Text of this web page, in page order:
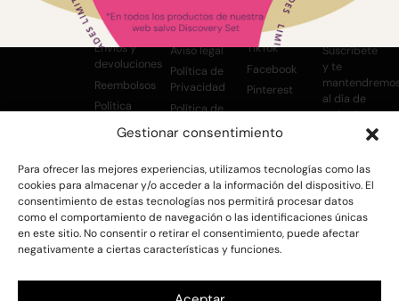
Gestionar consentimiento
Para ofrecer las mejores experiencias, utilizamos tecnologías como las
cookies para almacenar y/o acceder a la información del dispositivo. El
consentimiento de estas tecnologías nos permitirá procesar datos
como el comportamiento de navegación o las identificaciones únicas
en este sitio. No consentir o retirar el consentimiento, puede afectar
negativamente a ciertas características y funciones.
SOPORTE
Contacto
Envíos y
devoluciones
Reembolsos
Política
TÉRMINOS
Y
CONDICIONES
Aviso legal
Política de
Privacidad
Política de
de
contratación
SOCIAL
Instagram
TikTok
Facebook
Pinterest
NO TE
Suscríbete
y te
al día de
novedades
He leído
y acepto la